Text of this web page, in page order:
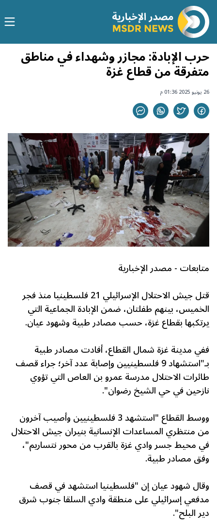
حرب الإبادة: مجازر وشهداء في مناطق
متفرقة من قطاع غزة
26 يونيو 2025 01:36 م
متابعات - مصدر الإخبارية
قتل جيش الاحتلال الإسرائيلي 21 فلسطينيا منذ فجر
الخميس، بينهم طفلتان، ضمن الإبادة الجماعية التي
يرتكبها بقطاع غزة، حسب مصادر طبية وشهود عيان.
ففي مدينة غزة شمال القطاع، أفادت مصادر طبية
بـ"استشهاد 9 فلسطينيين وإصابة عدد آخر؛ جراء قصف
طائرات الاحتلال مدرسة عمرو بن العاص التي تؤوي
نازحين في حي الشيخ رضوان".
ووسط القطاع "استشهد 3 فلسطينيين وأصيب آخرون
من منتظري المساعدات الإنسانية بنيران جيش الاحتلال
في محيط جسر وادي غزة بالقرب من محور نتساريم"،
وفق مصادر طبية.
وقال شهود عيان إن "فلسطينيا استشهد في قصف
مدفعي إسرائيلي على منطقة وادي السلقا جنوب شرق
دير البلح".